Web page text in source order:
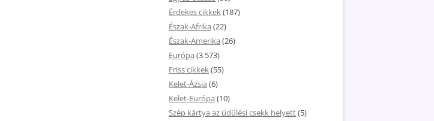
Érdekes cikkek(187)
Észak-Afrika (22)
Észak-Amerika (26)
Európa (3 573)
Friss cikkek(55)
Kelet-Ázsia (6)
Kelet-Európa (10)
Szép kártya az üdülési csekk helyett(5)